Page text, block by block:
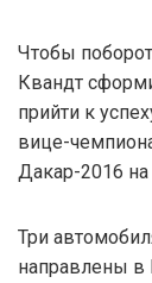
Чтобы
Квандт
прийти к
вице-
Дакар-2016 на
Три
направлены